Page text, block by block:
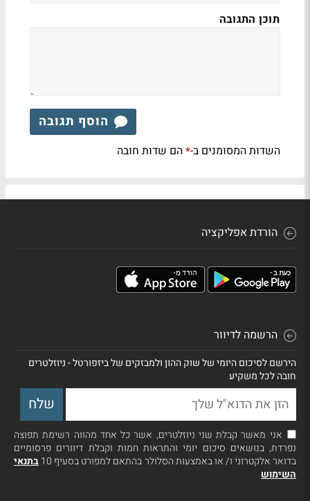
תוכן התגובה
הוסף תגובה
השדות המסומנים ב-*הם שדות חובה
הורדת אפליקציה
הרשמה לדיוור
הירשם לסיכום היומי של שוק ההון ולמבזקים של ביזפורטל - ניוזלטרים
חובה לכל משקיע
אני מאשר קבלת שני ניוזלטרים, אשר כל אחד מהווה רשימת תפוצה
נפרדת, בנושאים סיכום יומי והתראות חמות וקבלת דיוורים פרסומיים
בדואר אלקטרוני ו/ או באמצעות הסלולר בהתאם למפורט בסעיף 10
בתנאי
השימוש